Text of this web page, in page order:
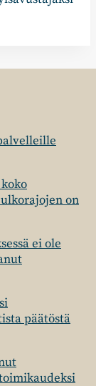
on
ei ole
päätöstä